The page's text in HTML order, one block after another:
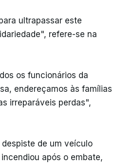
ultrapassar este
refere-se na
os funcionários da
endereçamos às famílias
irreparáveis perdas",
de um veículo
após o embate,